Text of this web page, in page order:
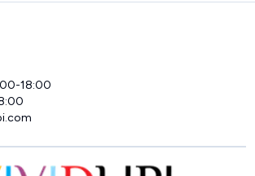
18:00